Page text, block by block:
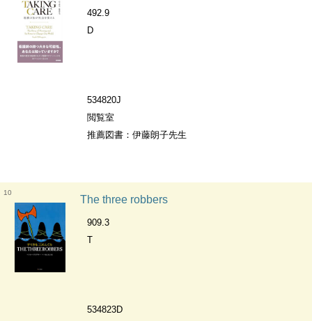
492.9
D
534820J
閲覧室
推薦図書：伊藤朗子先生
10
The three robbers
909.3
T
534823D